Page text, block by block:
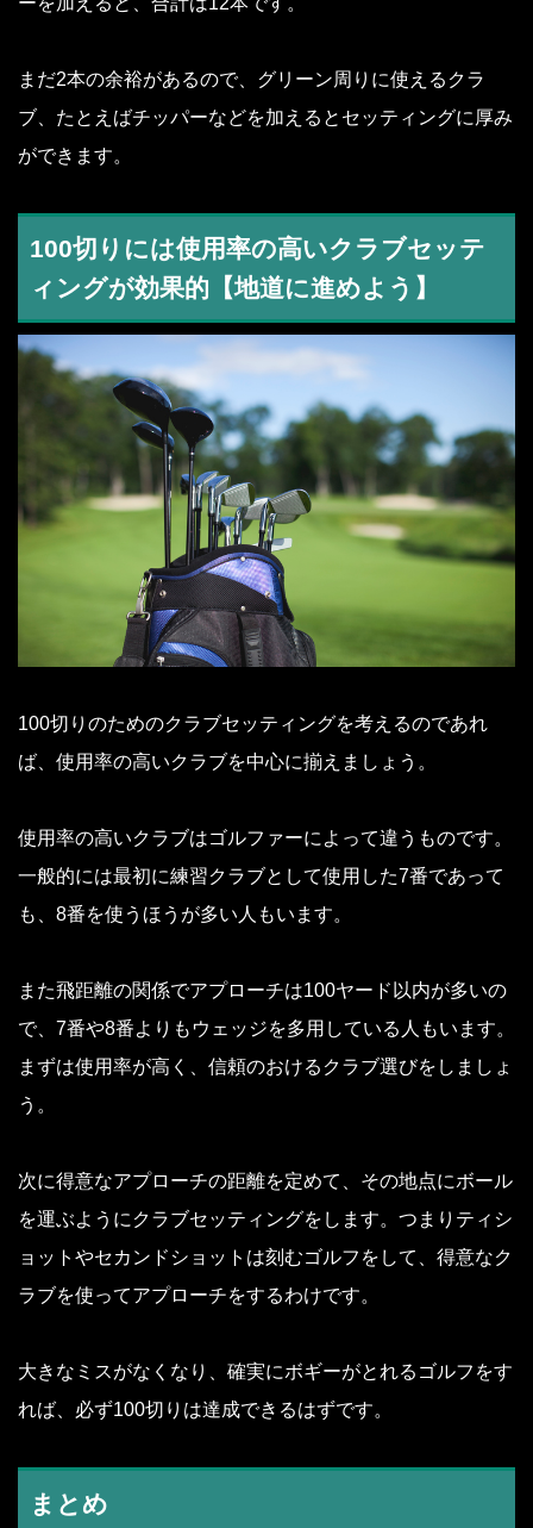
まだ2本の余裕があるので、グリーン周りに使えるクラ
ブ、たとえばチッパーなどを加えるとセッティングに厚み
ができます。
100切りには使用率の高いクラブセッテ
ィングが効果的【地道に進めよう】
100切りのためのクラブセッティングを考えるのであれ
ば、使用率の高いクラブを中心に揃えましょう。
使用率の高いクラブはゴルファーによって違うものです。
一般的には最初に練習クラブとして使用した7番であって
も、8番を使うほうが多い人もいます。
また飛距離の関係でアプローチは100ヤード以内が多いの
で、7番や8番よりもウェッジを多用している人もいます。
まずは使用率が高く、信頼のおけるクラブ選びをしましょ
う。
次に得意なアプローチの距離を定めて、その地点にボール
を運ぶようにクラブセッティングをします。つまりティシ
ョットやセカンドショットは刻むゴルフをして、得意なク
ラブを使ってアプローチをするわけです。
大きなミスがなくなり、確実にボギーがとれるゴルフをす
れば、必ず100切りは達成できるはずです。
まとめ